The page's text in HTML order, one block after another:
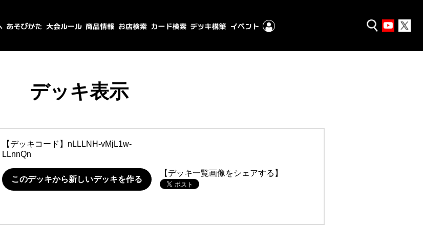
デッキ表示
【デッキコード】 nLLLNH-vMjL1w-
LLnnQn
このデッキから新しいデッキを作る
【デッキ一覧画像をシェアする】